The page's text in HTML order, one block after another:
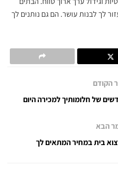
לך לבנות עושר. הם גם נותנים לך
הקודם
של חלומותיך למכירה היום
הבא
בית במחיר המתאים לך